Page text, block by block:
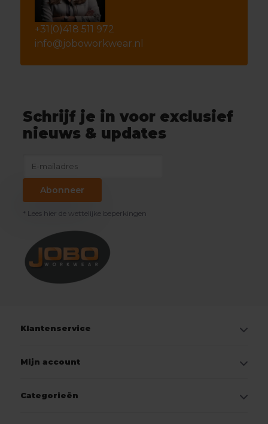
+31(0)418 511 972
info@joboworkwear.nl
Schrijf je in voor exclusief
nieuws & updates
Abonneer
* Lees hier de wettelijke beperkingen
Klantenservice
Mijn account
Categorieën